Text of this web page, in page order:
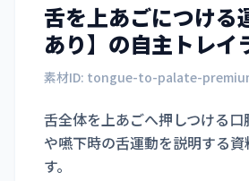
舌を上あごにつける
あり】 の自主トレイ
素材ID: tongue-to-palate-
舌全体を上あごへ押しつける
や嚥下時の舌運動を説明する
す。